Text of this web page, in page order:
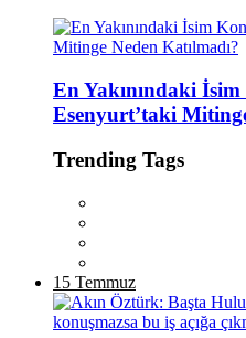
En Yakınındaki
Esenyurt’taki
Trending Tags
15 Temmuz